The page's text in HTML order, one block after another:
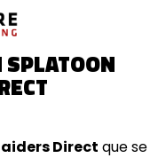
SPLATOON
Direct que se